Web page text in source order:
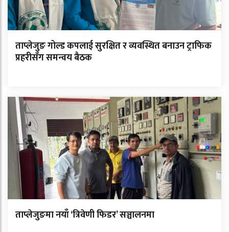
ताप्लेजुङ गोल्ड कपलाई सुरक्षित र व्यवस्थित बनाउन ट्राफिक
प्रहरीसँग समन्वय बैठक
ताप्लेजुङमा नयाँ ‘त्रिवेणी फिडर’ सञ्चालनमा